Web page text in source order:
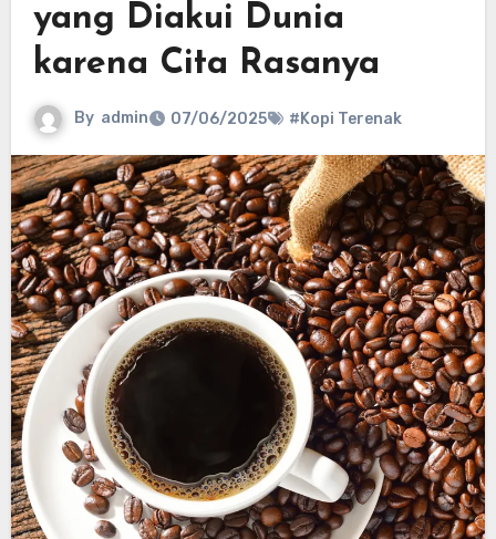
yang Diakui Dunia
karena Cita Rasanya
By admin 07/06/2025 #Kopi Terenak